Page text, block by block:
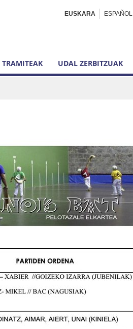
EUSKARA ESPAÑOL
TRAMITEAK UDAL ZERBITZUAK